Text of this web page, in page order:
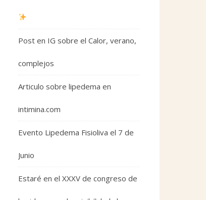
Post en IG sobre el Calor, verano,
complejos
Articulo sobre lipedema en
intimina.com
Evento Lipedema Fisioliva el 7 de
Junio
Estaré en el XXXV de congreso de